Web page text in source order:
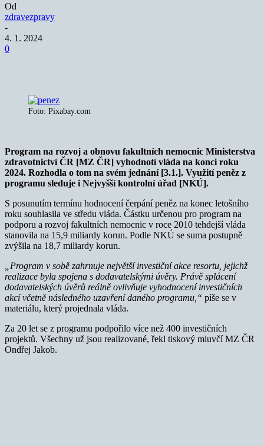
Od
zdravezpravy
-
4. 1. 2024
0
Foto: Pixabay.com
Program na rozvoj a obnovu fakultních nemocnic Ministerstva
zdravotnictví ČR [MZ ČR] vyhodnotí vláda na konci roku
2024. Rozhodla o tom na svém jednání [3.1.]. Využití peněz z
programu sleduje i Nejvyšší kontrolní úřad [NKÚ].
S posunutím termínu hodnocení čerpání peněz na konec letošního
roku souhlasila ve středu vláda. Částku určenou pro program na
podporu a rozvoj fakultních nemocnic v roce 2010 tehdejší vláda
stanovila na 15,9 miliardy korun. Podle NKÚ se suma postupně
zvýšila na 18,7 miliardy korun.
„Program v sobě zahrnuje největší investiční akce resortu, jejichž
realizace byla spojena s dodavatelskými úvěry. Právě splácení
dodavatelských úvěrů reálně ovlivňuje vyhodnocení investičních
akcí včetně následného uzavření daného programu,“ píše se v
materiálu, který projednala vláda.
Za 20 let se z programu podpořilo více než 400 investičních
projektů. Všechny už jsou realizované, řekl tiskový mluvčí MZ ČR
Ondřej Jakob.